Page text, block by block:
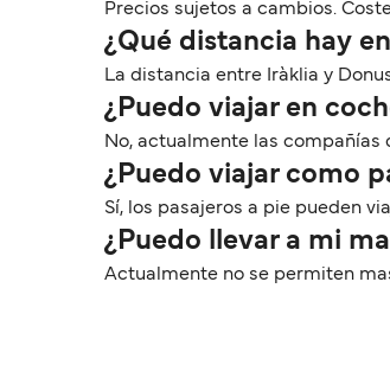
Precios sujetos a cambios.
¿Qué distancia hay
La distancia entre Iràklia y
¿Puedo viajar en
No, actualmente las compañías
¿Puedo viajar como
Sí, los pasajeros a pie pueden
¿Puedo llevar a mi
Actualmente no se permiten